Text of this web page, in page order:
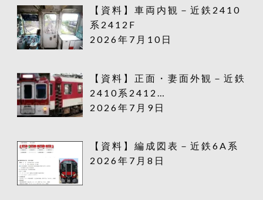
【資料】車両内観－近鉄2410
系2412F
2026年7月10日
【資料】正面・妻面外観－近鉄
2410系2412…
2026年7月9日
【資料】編成図表－近鉄6A系
2026年7月8日